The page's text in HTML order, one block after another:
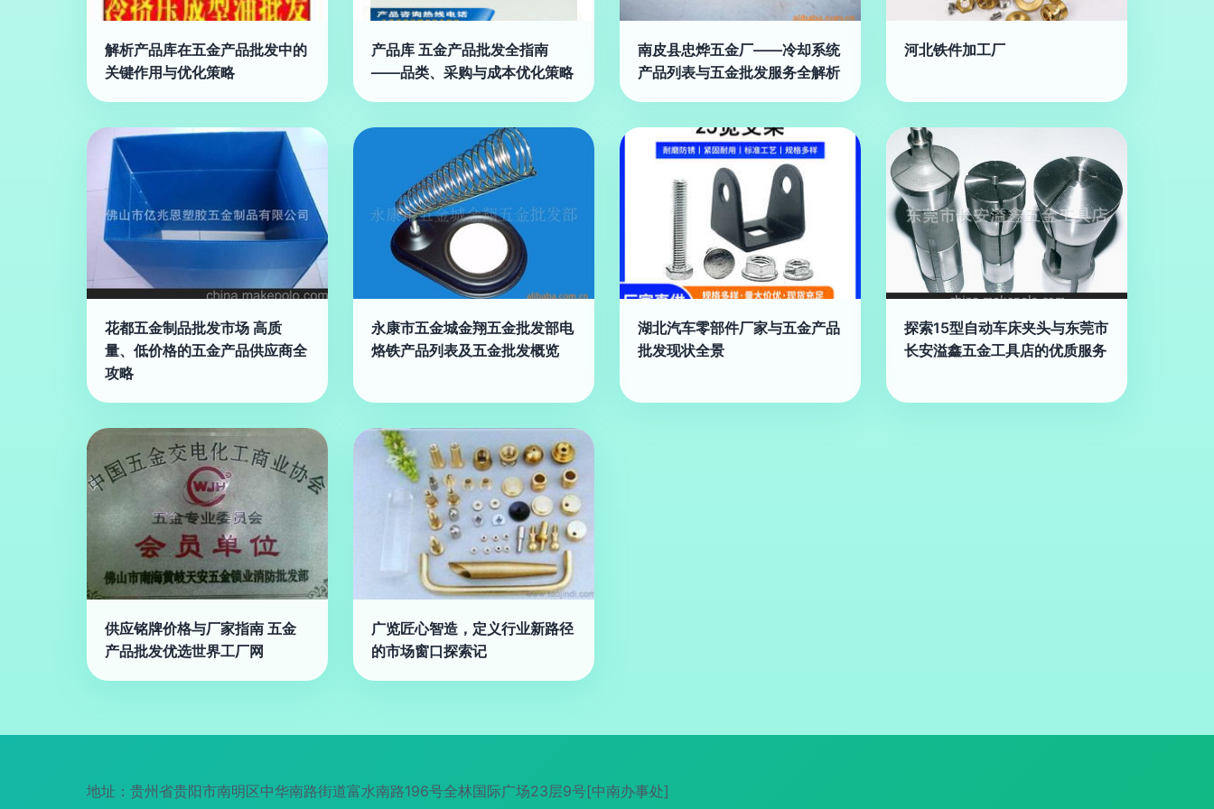
解析产品库在五金产品批发中的
关键作用与优化策略
产品库 五金产品批发全指南
——品类、采购与成本优化策略
南皮县忠烨五金厂——冷却系统
产品列表与五金批发服务全解析
河北铁件加工厂
花都五金制品批发市场 高质
量、低价格的五金产品供应商全
攻略
永康市五金城金翔五金批发部电
烙铁产品列表及五金批发概览
湖北汽车零部件厂家与五金产品
批发现状全景
探索15型自动车床夹头与东莞市
长安溢鑫五金工具店的优质服务
供应铭牌价格与厂家指南 五金
产品批发优选世界工厂网
广览匠心智造，定义行业新路径
的市场窗口探索记
地址：贵州省贵阳市南明区中华南路街道富水南路196号全林国际广场23层9号[中南办事处]